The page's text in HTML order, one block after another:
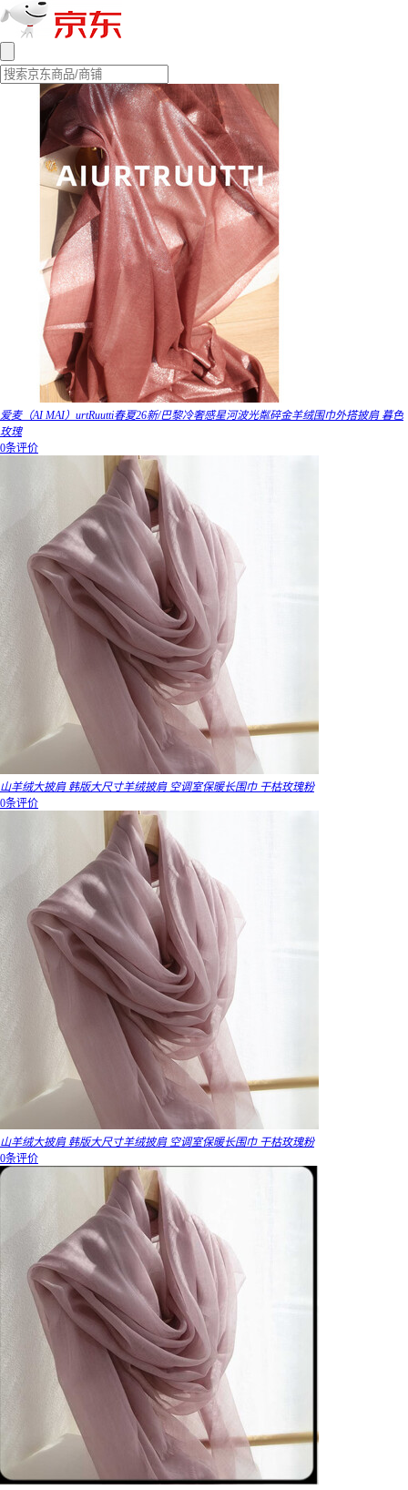
爱麦（AI MAI）urtRuutti春夏26新/巴黎冷奢感星河波光粼碎金羊绒围巾外搭披肩 暮色
玫瑰
0条评价
山羊绒大披肩 韩版大尺寸羊绒披肩 空调室保暖长围巾 干枯玫瑰粉
0条评价
山羊绒大披肩 韩版大尺寸羊绒披肩 空调室保暖长围巾 干枯玫瑰粉
0条评价